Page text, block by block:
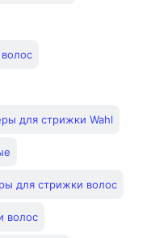
для стрижки Wahl
для стрижки волос
волос